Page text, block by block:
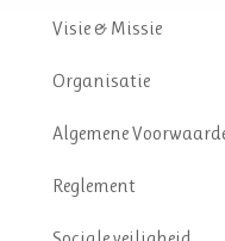
Visie & Missie
Organisatie
Algemene
Reglement